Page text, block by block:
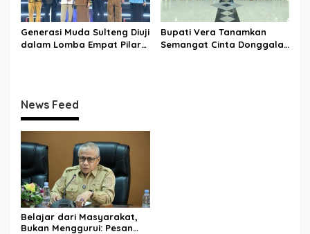
Generasi Muda Sulteng Diuji
dalam Lomba Empat Pilar
Bupati Vera Tanamkan
Semangat Cinta Donggala
News Feed
Belajar dari Masyarakat,
Bukan Menggurui: Pesan